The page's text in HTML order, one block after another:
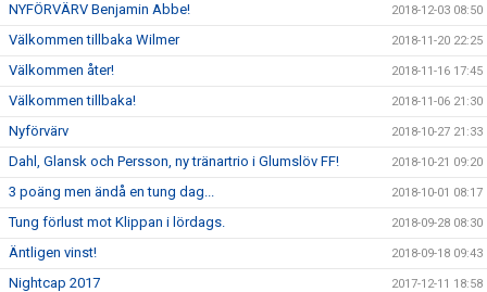
NYFÖRVÄRV Benjamin Abbe! 2018-12-03 08:50
Välkommen tillbaka Wilmer 2018-11-20 22:25
Välkommen åter! 2018-11-16 17:45
Välkommen tillbaka! 2018-11-06 21:30
Nyförvärv 2018-10-27 21:33
Dahl, Glansk och Persson, ny tränartrio i Glumslöv FF! 2018-10-21 09:20
3 poäng men ändå en tung dag... 2018-10-01 08:17
Tung förlust mot Klippan i lördags. 2018-09-28 08:30
Äntligen vinst! 2018-09-18 09:43
Nightcap 2017 2017-12-11 18:58